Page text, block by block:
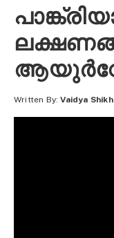
Written By:Vaidya